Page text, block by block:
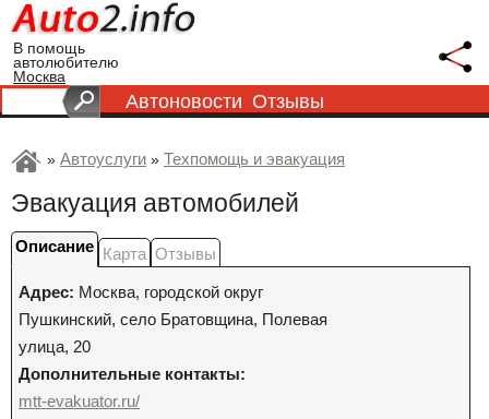
В помощь
автолюбителю
Москва
Автоновости Отзывы
» Автоуслуги » Техпомощь и эвакуация
Эвакуация автомобилей
Описание Карта Отзывы
Адрес: Москва, городской округ
Пушкинский, село Братовщина, Полевая
улица, 20
Дополнительные контакты:
mtt-evakuator.ru/